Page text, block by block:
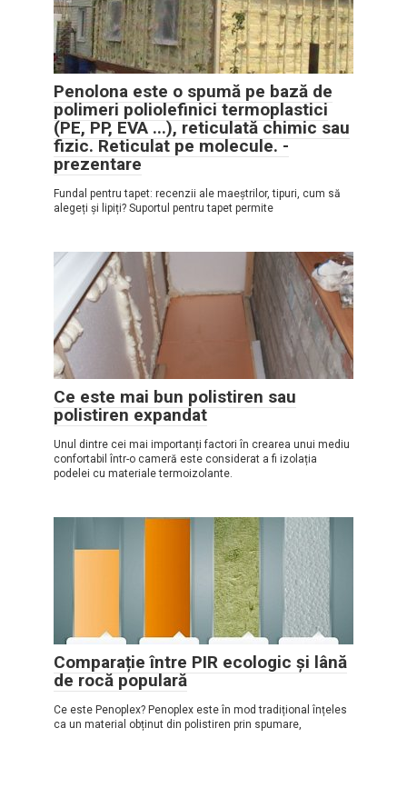
Penolona este o spumă pe bază de
polimeri poliolefinici termoplastici
(PE, PP, EVA ...), reticulată chimic sau
fizic. Reticulat pe molecule. -
prezentare
Fundal pentru tapet: recenzii ale maeștrilor, tipuri, cum să
alegeți și lipiți? Suportul pentru tapet permite
Ce este mai bun polistiren sau
polistiren expandat
Unul dintre cei mai importanți factori în crearea unui mediu
confortabil într-o cameră este considerat a fi izolația
podelei cu materiale termoizolante.
Comparație între PIR ecologic și lână
de rocă populară
Ce este Penoplex? Penoplex este în mod tradițional înțeles
ca un material obținut din polistiren prin spumare,